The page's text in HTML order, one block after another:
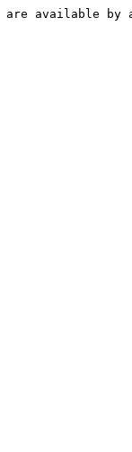
available by